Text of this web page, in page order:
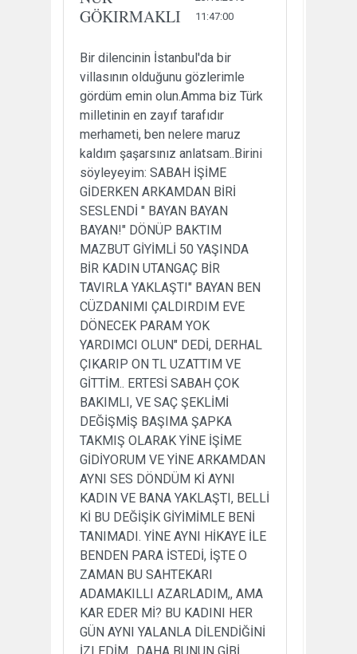
GÖKIRMAKLI
11:47:00
Bir dilencinin İstanbul'da bir
villasının olduğunu gözlerimle
gördüm emin olun.Amma biz Türk
milletinin en zayıf tarafıdır
merhameti, ben nelere maruz
kaldım şaşarsınız anlatsam..Birini
söyleyeyim: SABAH İŞİME
GİDERKEN ARKAMDAN BİRİ
SESLENDİ " BAYAN BAYAN
BAYAN!" DÖNÜP BAKTIM
MAZBUT GİYİMLİ 50 YAŞINDA
BİR KADIN UTANGAÇ BİR
TAVIRLA YAKLAŞTI" BAYAN BEN
CÜZDANIMI ÇALDIRDIM EVE
DÖNECEK PARAM YOK
YARDIMCI OLUN" DEDİ, DERHAL
ÇIKARIP ON TL UZATTIM VE
GİTTİM.. ERTESİ SABAH ÇOK
BAKIMLI, VE SAÇ ŞEKLİMİ
DEĞİŞMİŞ BAŞIMA ŞAPKA
TAKMIŞ OLARAK YİNE İŞİME
GİDİYORUM VE YİNE ARKAMDAN
AYNI SES DÖNDÜM Kİ AYNI
KADIN VE BANA YAKLAŞTI, BELLİ
Kİ BU DEĞİŞİK GİYİMİMLE BENİ
TANIMADI. YİNE AYNI HİKAYE İLE
BENDEN PARA İSTEDİ, İŞTE O
ZAMAN BU SAHTEKARI
ADAMAKILLI AZARLADIM,, AMA
KAR EDER Mİ? BU KADINI HER
GÜN AYNI YALANLA DİLENDİĞİNİ
İZLEDİM,, DAHA BUNUN GİBİ